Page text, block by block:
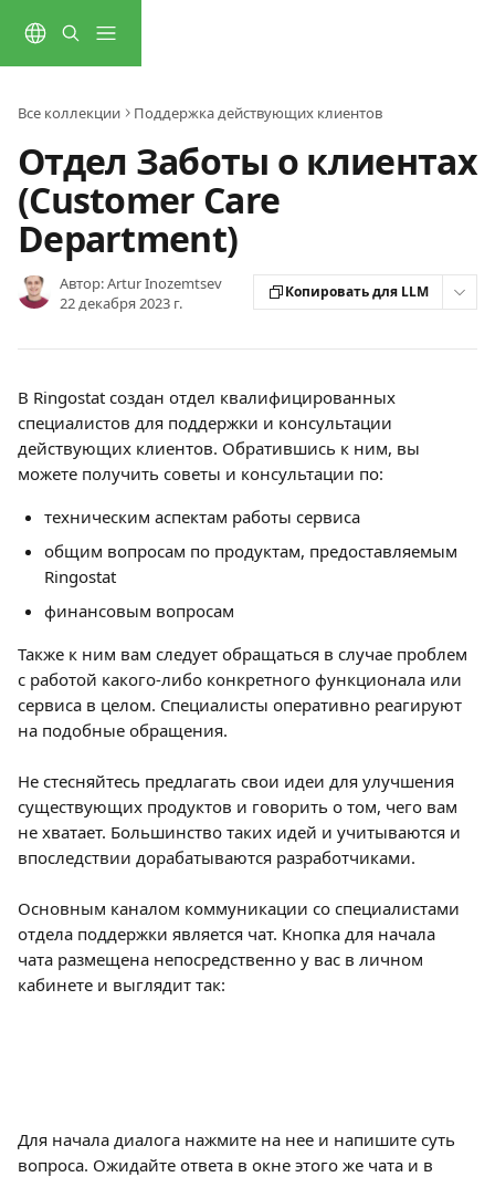
Все коллекции Поддержка действующих клиентов
Отдел Заботы о клиентах
(Customer Care
Department)
Автор:Artur Inozemtsev
22 декабря 2023 г.
Копировать для LLM
В Ringostat создан отдел квалифицированных
специалистов для поддержки и консультации
действующих клиентов. Обратившись к ним, вы
можете получить советы и консультации по:
техническим аспектам работы сервиса
общим вопросам по продуктам, предоставляемым
Ringostat
финансовым вопросам
Также к ним вам следует обращаться в случае проблем
с работой какого-либо конкретного функционала или
сервиса в целом. Специалисты оперативно реагируют
на подобные обращения.
Не стесняйтесь предлагать свои идеи для улучшения
существующих продуктов и говорить о том, чего вам
не хватает. Большинство таких идей и учитываются и
впоследствии дорабатываются разработчиками.
Основным каналом коммуникации со специалистами
отдела поддержки является чат. Кнопка для начала
чата размещена непосредственно у вас в личном
кабинете и выглядит так:
Для начала диалога нажмите на нее и напишите суть
вопроса. Ожидайте ответа в окне этого же чата и в